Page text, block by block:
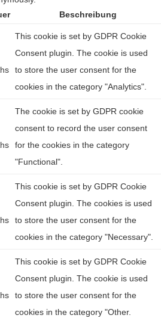
Beschreibung
This cookie is set by GDPR Cookie
Consent plugin. The cookie is used
to store the user consent for the
cookies in the category "Analytics".
The cookie is set by GDPR cookie
consent to record the user consent
for the cookies in the category
"Functional".
This cookie is set by GDPR Cookie
Consent plugin. The cookies is used
to store the user consent for the
cookies in the category "Necessary".
This cookie is set by GDPR Cookie
Consent plugin. The cookie is used
to store the user consent for the
cookies in the category "Other.